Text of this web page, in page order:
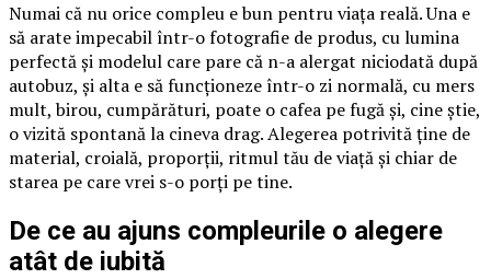
Numai că nu orice compleu e bun pentru viața reală. Una e
să arate impecabil într-o fotografie de produs, cu lumina
perfectă și modelul care pare că n-a alergat niciodată după
autobuz, și alta e să funcționeze într-o zi normală, cu mers
mult, birou, cumpărături, poate o cafea pe fugă și, cine știe,
o vizită spontană la cineva drag. Alegerea potrivită ține de
material, croială, proporții, ritmul tău de viață și chiar de
starea pe care vrei s-o porți pe tine.
De ce au ajuns compleurile o alegere
atât de iubită